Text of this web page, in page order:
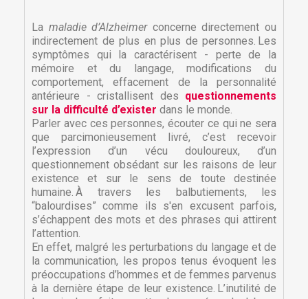
La maladie d’Alzheimerconcerne directement ou
indirectement de plus en plus de personnes. Les
symptômes qui la caractérisent ­- perte de la
mémoire et du langage, modifications du
comportement, effacement de la personnalité
antérieure - cristallisent des questionnements
sur la difficulté d’exister dans le monde.
Parler avec ces personnes, écouter ce qui ne sera
que parcimonieusement livré, c’est recevoir
l’expression d’un vécu douloureux, d’un
questionnement obsédant sur les raisons de leur
existence et sur le sens de toute destinée
humaine. À travers les balbutiements, les
“balourdises” comme ils s'en excusent parfois,
s’échappent des mots et des phrases qui attirent
l’attention.
En effet, malgré les perturbations du langage et de
la communication, les propos tenus évoquent les
préoccupations d’hommes et de femmes parvenus
à la dernière étape de leur existence. L’inutilité de